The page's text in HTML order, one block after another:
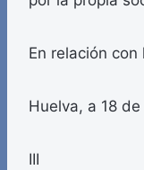
En relación
Huelva, a 18
III